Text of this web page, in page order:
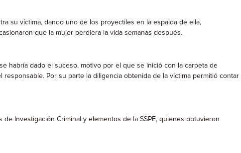
su víctima, dando uno de los proyectiles en la espalda de ella,
que la mujer perdiera la vida semanas después.
habría dado el suceso, motivo por el que se inició con la carpeta de
Por su parte la diligencia obtenida de la víctima permitió contar
Investigación Criminal y elementos de la SSPE, quienes obtuvieron